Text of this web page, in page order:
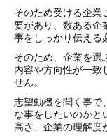
そのため受ける企業
要があり、数ある企
事をしっかり伝える
そのため、企業を選
内容や方向性が一致
せん。
志望動機を聞く事で
な事をしたいのかと
高さ、企業の理解度